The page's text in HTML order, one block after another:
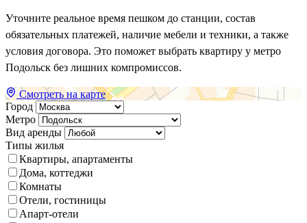
Уточните реальное время пешком до станции, состав
обязательных платежей, наличие мебели и техники, а также
условия договора. Это поможет выбрать квартиру у метро
Подольск без лишних компромиссов.
Смотреть на карте
Город
Метро
Вид аренды
Типы жилья
Квартиры, апартаменты
Дома, коттеджи
Комнаты
Отели, гостиницы
Апарт-отели